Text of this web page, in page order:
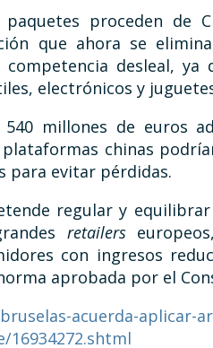
proceden de
que ahora se
desleal, ya
electrónicos y
millones de euros
chinas
para evitar pérdidas.
regular y
retailers
con ingresos
aprobada por el
acuerda-aplicar-
16934272.shtml